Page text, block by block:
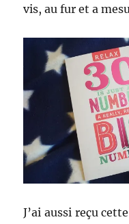
vis, au fur et a
J’ai aussi reçu